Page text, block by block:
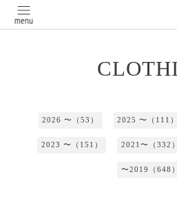
2026 〜（53） 2025 〜（111）
2023 〜（151） 2021〜（332）
〜2019（648）